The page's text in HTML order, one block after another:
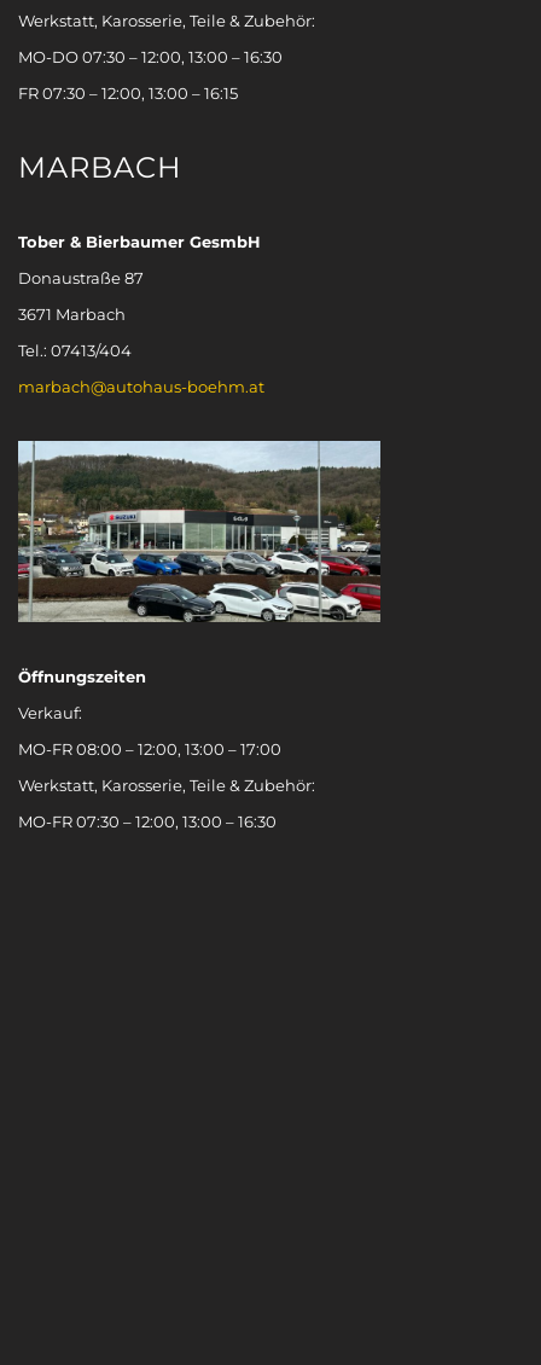
Werkstatt, Karosserie, Teile & Zubehör:
MO-DO 07:30 – 12:00, 13:00 – 16:30
FR 07:30 – 12:00, 13:00 – 16:15
MARBACH
Tober & Bierbaumer GesmbH
Donaustraße 87
3671 Marbach
Tel.: 07413/404
marbach@autohaus-boehm.at
Öffnungszeiten
Verkauf:
MO-FR 08:00 – 12:00, 13:00 – 17:00
Werkstatt, Karosserie, Teile & Zubehör:
MO-FR 07:30 – 12:00, 13:00 – 16:30